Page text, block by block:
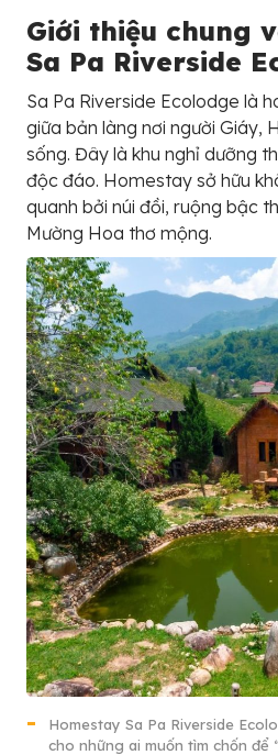
Giới thiệu chung
Sa Pa Riverside
Sa Pa Riverside Ecolodge là
giữa bản làng nơi người Giáy,
sống. Đây là khu nghỉ dưỡng
độc đáo. Homestay sở hữu
quanh bởi núi đồi, ruộng bậc
Mường Hoa thơ mộng.
Homestay Sa Pa Riverside
cho những ai muốn tìm chốn để